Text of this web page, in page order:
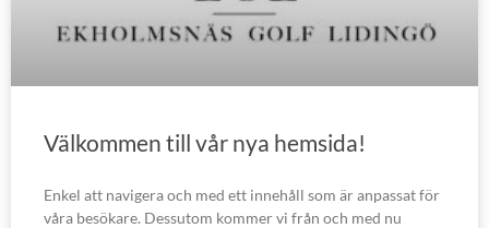
Välkommen till vår nya hemsida!
Enkel att navigera och med ett innehåll som är anpassat för
våra besökare. Dessutom kommer vi från och med nu